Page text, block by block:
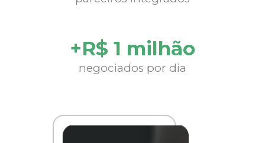
+R$ 1 milhão
negociados por dia